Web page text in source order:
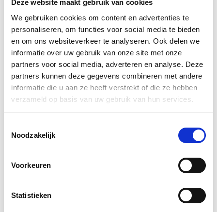
Deze website maakt gebruik van cookies
We gebruiken cookies om content en advertenties te
personaliseren, om functies voor social media te bieden
en om ons websiteverkeer te analyseren. Ook delen we
informatie over uw gebruik van onze site met onze
partners voor social media, adverteren en analyse. Deze
partners kunnen deze gegevens combineren met andere
informatie die u aan ze heeft verstrekt of die ze hebben
verzameld op basis van uw gebruik van hun services.
Noodzakelijk
Voorkeuren
Statistieken
Rechtsvorm
Officieel
adres
Activiteiten (SBI)
de
bedrijfsactiviteiten
Bestuurders
Namen van
bestuurders of
Wie het bedrijf